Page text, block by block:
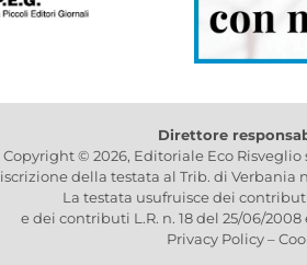
Direttore
Copyright © 2026, Editoriale Eco Risveglio
iscrizione della testata al Trib. di Verbania
La testata usufruisce dei
e dei contributi L.R. n. 18 del 25/06/
Privacy Policy–